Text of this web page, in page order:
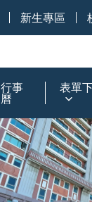
新生專區
行事
曆
表單